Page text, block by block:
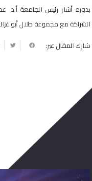
بدوره أشار رئيس الجامعة
الشراكة مع مجموعة طلال أبو
شارك المقال عبر: